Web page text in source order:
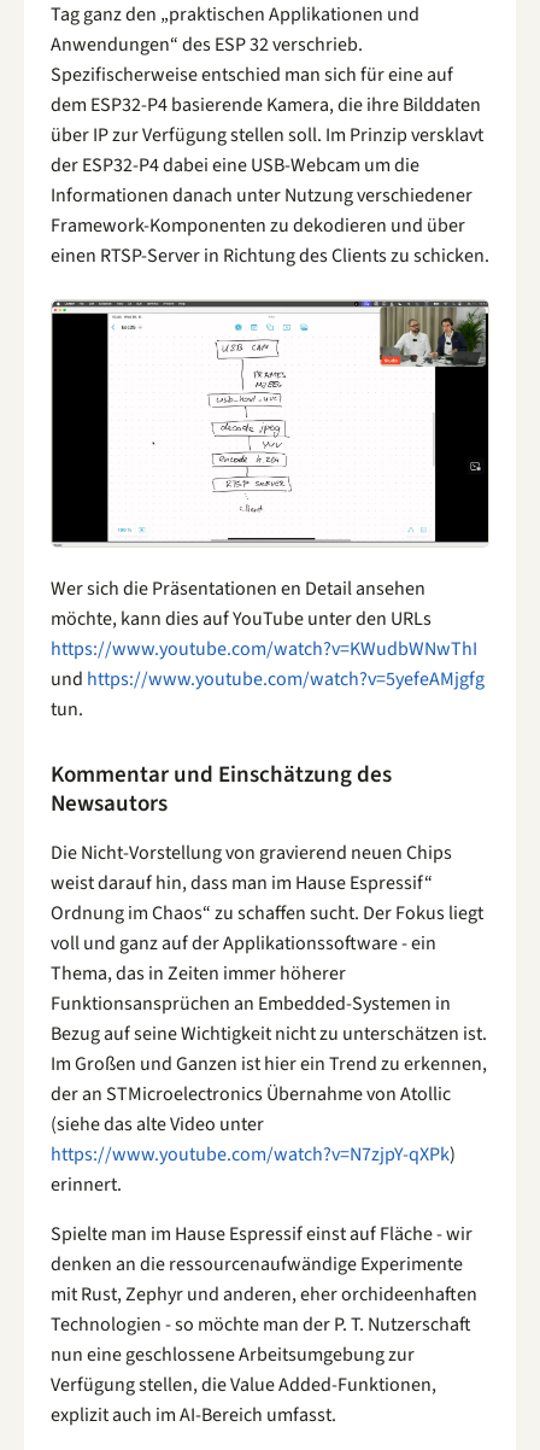
Tag ganz den „praktischen Applikationen und
Anwendungen“ des ESP 32 verschrieb.
Spezifischerweise entschied man sich für eine auf
dem ESP32-P4 basierende Kamera, die ihre Bilddaten
über IP zur Verfügung stellen soll. Im Prinzip versklavt
der ESP32-P4 dabei eine USB-Webcam um die
Informationen danach unter Nutzung verschiedener
Framework-Komponenten zu dekodieren und über
einen RTSP-Server in Richtung des Clients zu schicken.
Wer sich die Präsentationen en Detail ansehen
möchte, kann dies auf YouTube unter den URLs
https://www.youtube.com/watch?v=KWudbWNwThI
und https://www.youtube.com/watch?v=5yefeAMjgfg
tun.
Kommentar und Einschätzung des
Newsautors
Die Nicht-Vorstellung von gravierend neuen Chips
weist darauf hin, dass man im Hause Espressif“
Ordnung im Chaos“ zu schaffen sucht. Der Fokus liegt
voll und ganz auf der Applikationssoftware - ein
Thema, das in Zeiten immer höherer
Funktionsansprüchen an Embedded-Systemen in
Bezug auf seine Wichtigkeit nicht zu unterschätzen ist.
Im Großen und Ganzen ist hier ein Trend zu erkennen,
der an STMicroelectronics Übernahme von Atollic
(siehe das alte Video unter
https://www.youtube.com/watch?v=N7zjpY-qXPk)
erinnert.
Spielte man im Hause Espressif einst auf Fläche - wir
denken an die ressourcenaufwändige Experimente
mit Rust, Zephyr und anderen, eher orchideenhaften
Technologien - so möchte man der P. T. Nutzerschaft
nun eine geschlossene Arbeitsumgebung zur
Verfügung stellen, die Value Added-Funktionen,
explizit auch im AI-Bereich umfasst.